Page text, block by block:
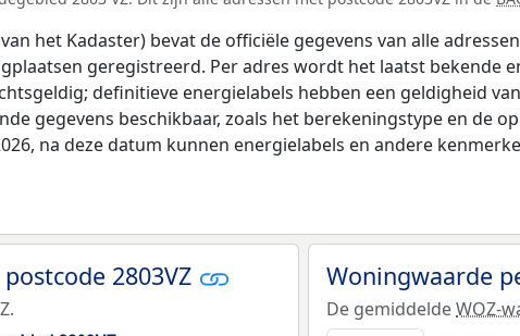
het Kadaster) bevat de officiële gegevens van alle
geregistreerd. Per adres wordt het laatst bekende
definitieve energielabels hebben een geldigheid
gegevens beschikbaar, zoals het berekeningstype en de
na deze datum kunnen energielabels en andere
2803VZ Woningwaarde
De gemiddeldeWOZ-